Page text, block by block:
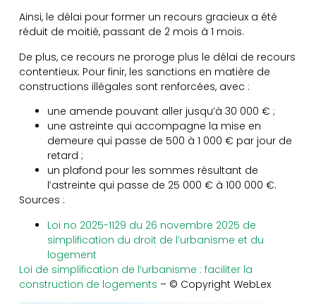
Ainsi, le délai pour former un recours gracieux a été
réduit de moitié, passant de 2 mois à 1 mois.
De plus, ce recours ne proroge plus le délai de recours
contentieux. Pour finir, les sanctions en matière de
constructions illégales sont renforcées, avec :
une amende pouvant aller jusqu’à 30 000 € ;
une astreinte qui accompagne la mise en
demeure qui passe de 500 à 1 000 € par jour de
retard ;
un plafond pour les sommes résultant de
l’astreinte qui passe de 25 000 € à 100 000 €.
Sources :
Loi no 2025-1129 du 26 novembre 2025 de
simplification du droit de l’urbanisme et du
logement
Loi de simplification de l’urbanisme : faciliter la
construction de logements – © Copyright WebLex